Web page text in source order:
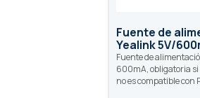
Fuente de
Yealink 5V/
Fuente de
600mA, obligatoria
no es compatible con